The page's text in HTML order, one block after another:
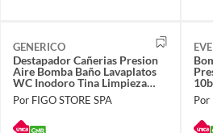
GENERICO
Destapador Cañerias Presion
Aire Bomba Baño Lavaplatos
WC Inodoro Tina Limpieza
Hogar Sopapo
Por FIGO STORE SPA Por